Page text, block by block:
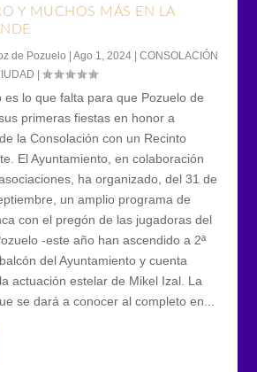
Y MUCHOS MÁS EN LA
de Pozuelo |Ago 1, 2024 |CONSOLACIÓN
|
es lo que falta para que Pozuelo de
primeras fiestas en honor a
la Consolación con un Recinto
El Ayuntamiento, en colaboración
ha organizado, del 31 de
un amplio programa de
con el pregón de las jugadoras del
-este año han ascendido a 2ª
del Ayuntamiento y cuenta
actuación estelar de Mikel Izal. La
se dará a conocer al completo en...